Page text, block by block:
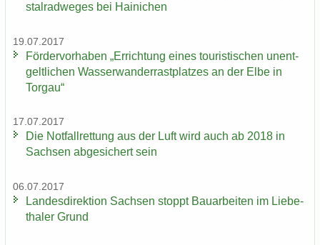
st­al­rad­we­ges bei Hai­ni­chen
19.07.2017
För­der­vor­ha­ben „Er­rich­tung eines tou­ris­ti­schen un­ent­
gelt­li­chen Was­ser­wan­der­rast­plat­zes an der Elbe in
Tor­gau“
17.07.2017
Die Not­fall­ret­tung aus der Luft wird auch ab 2018 in
Sach­sen ab­ge­si­chert sein
06.07.2017
Lan­des­di­rek­ti­on Sach­sen stoppt Bau­ar­bei­ten im Lie­be­
tha­ler Grund